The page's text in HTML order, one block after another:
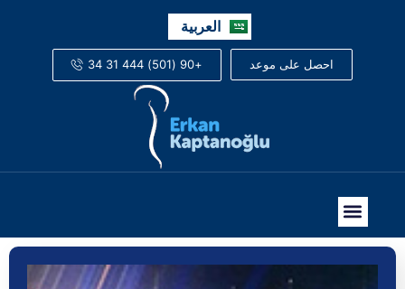
العربية
Русский
احصل على موعد +90 (501) 444 31 34